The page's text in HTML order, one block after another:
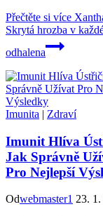
Přečtěte si více
Skrytá hrozba v
odhalena
Imunita | Zdraví
Imunit Hlíva
Jak Správně
Pro Nejlepší
Odwebmaster1 23.